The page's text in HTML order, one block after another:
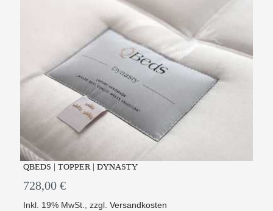
QBEDS | TOPPER | DYNASTY
728,00 €
Inkl. 19% MwSt. ,zzgl.Versandkosten